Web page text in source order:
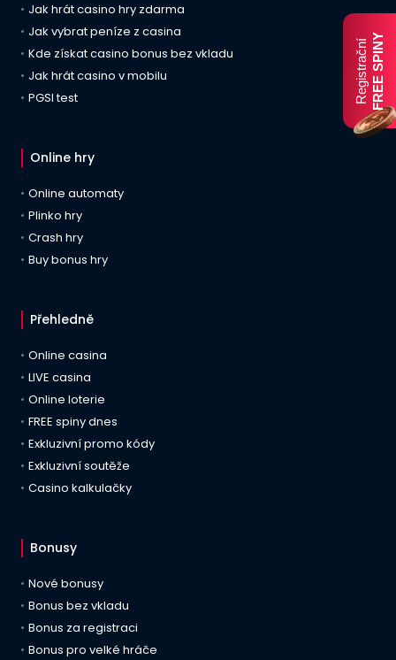
RegistračníFREE SPINY
Jak hrát casino hry zdarma
Jak vybrat peníze z casina
Kde získat casino bonus bez vkladu
Jak hrát casino v mobilu
PGSI test
Online hry
Online automaty
Plinko hry
Crash hry
Buy bonus hry
Přehledně
Online casina
LIVE casina
Online loterie
FREE spiny dnes
Exkluzivní promo kódy
Exkluzivní soutěže
Casino kalkulačky
Bonusy
Nové bonusy
Bonus bez vkladu
Bonus za registraci
Bonus pro velké hráče